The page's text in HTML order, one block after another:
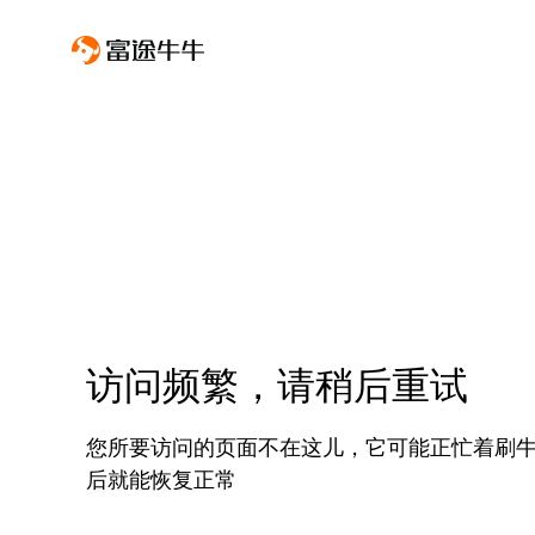
访问频繁，请稍后重试
您所要访问的页面不在这儿，它可能正忙着刷
后就能恢复正常